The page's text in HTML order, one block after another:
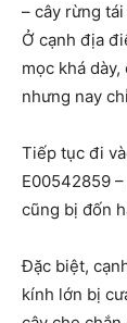
– cây rừng
Ở cạnh địa
mọc khá
nhưng nay
Tiếp tục đi
E00542859
cũng bị đốn
Đặc biệt,
kính lớn bị